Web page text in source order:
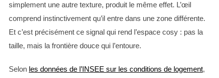
simplement une autre texture, produit le même effet. L’œil
comprend instinctivement qu’il entre dans une zone différente.
Et c’est précisément ce signal qui rend l’espace cosy : pas la
taille, mais la frontière douce qui l’entoure.
Selon les données de l’INSEE sur les conditions de logement,